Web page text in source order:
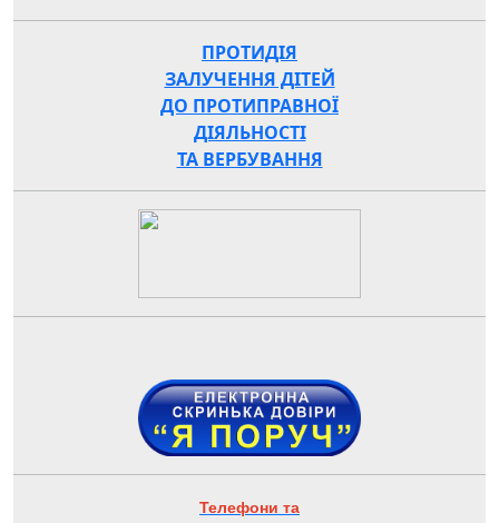
ПРОТИДІЯ
ЗАЛУЧЕННЯ ДІТЕЙ
ДО ПРОТИПРАВНОЇ
ДІЯЛЬНОСТІ
ТА ВЕРБУВАННЯ
Телефони та